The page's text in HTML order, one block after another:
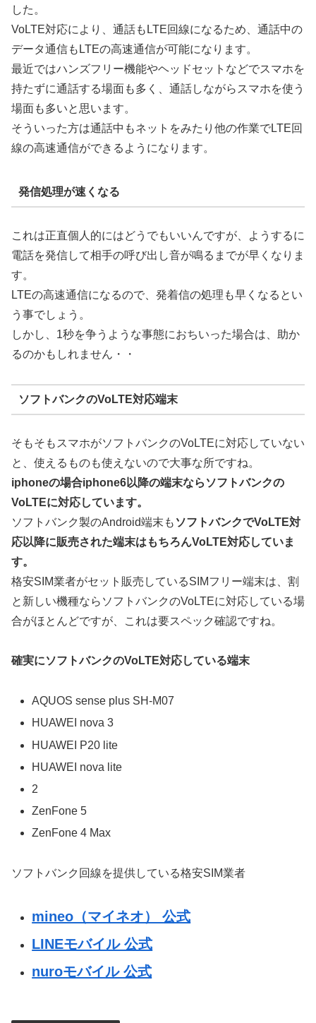
した。
VoLTE対応により、通話もLTE回線になるため、通話中の
データ通信もLTEの高速通信が可能になります。
最近ではハンズフリー機能やヘッドセットなどでスマホを
持たずに通話する場面も多く、通話しながらスマホを使う
場面も多いと思います。
そういった方は通話中もネットをみたり他の作業でLTE回
線の高速通信ができるようになります。
発信処理が速くなる
これは正直個人的にはどうでもいいんですが、ようするに
電話を発信して相手の呼び出し音が鳴るまでが早くなりま
す。
LTEの高速通信になるので、発着信の処理も早くなるとい
う事でしょう。
しかし、1秒を争うような事態におちいった場合は、助か
るのかもしれません・・
ソフトバンクのVoLTE対応端末
そもそもスマホがソフトバンクのVoLTEに対応していない
と、使えるものも使えないので大事な所ですね。
iphoneの場合iphone6以降の端末ならソフトバンクの
VoLTEに対応しています。
ソフトバンク製のAndroid端末も ソフトバンクでVoLTE対
応以降に販売された端末はもちろんVoLTE対応していま
す。
格安SIM業者がセット販売しているSIMフリー端末は、割
と新しい機種ならソフトバンクのVoLTEに対応している場
合がほとんどですが、これは要スペック確認ですね。
確実にソフトバンクのVoLTE対応している端末
AQUOS sense plus SH-M07
HUAWEI nova 3
HUAWEI P20 lite
HUAWEI nova lite
2
ZenFone 5
ZenFone 4 Max
ソフトバンク回線を提供している格安SIM業者
mineo（マイネオ） 公式
LINEモバイル 公式
nuroモバイル 公式